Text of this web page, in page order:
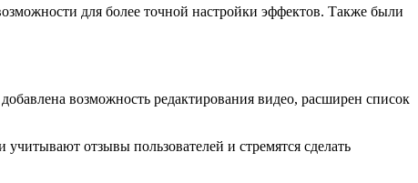
для более точной настройки эффектов. Также были
возможность редактирования видео, расширен список
отзывы пользователей и стремятся сделать